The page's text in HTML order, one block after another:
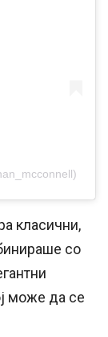
класични,
со
може да се